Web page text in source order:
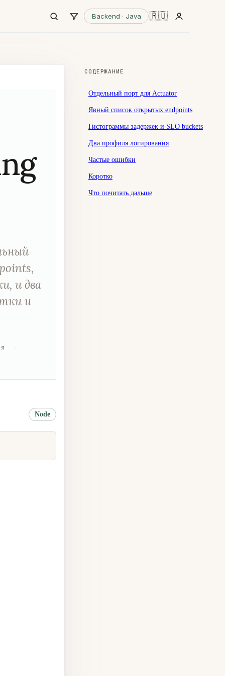
Backend · Java 🇷🇺
и два
и
Node
СОДЕРЖАНИЕ
Отдельный порт для Actuator
Явный список открытых endpoints
Гистограммы задержек и SLO buckets
Два профиля логирования
Частые ошибки
Коротко
Что почитать дальше